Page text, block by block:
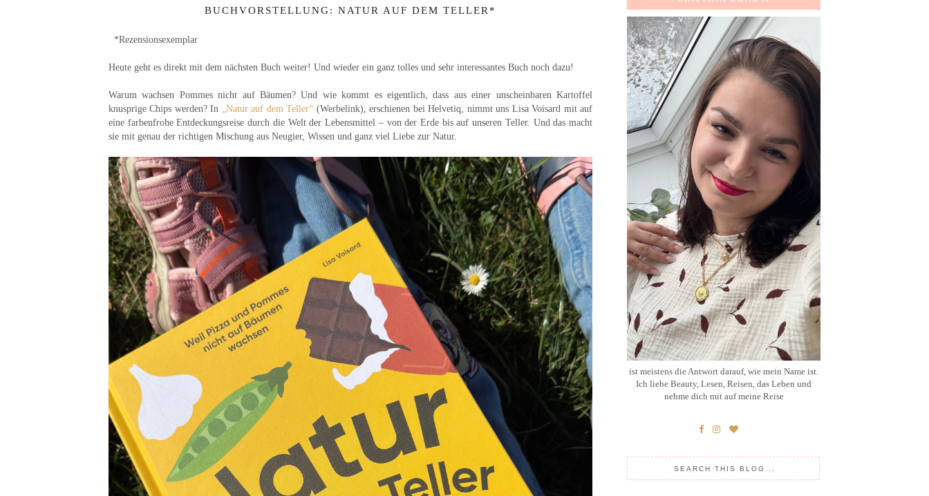
BUCHVORSTELLUNG: NATUR AUF DEM TELLER*
*Rezensionsexemplar
Heute geht es direkt mit dem nächsten Buch weiter! Und wieder ein ganz tolles und sehr interessantes Buch noch dazu!
Warum wachsen Pommes nicht auf Bäumen? Und wie kommt es eigentlich, dass aus einer unscheinbaren Kartoffel
knusprige Chips werden? In
„Natur auf dem Teller“ (Werbelink), erschienen bei Helvetiq,
nimmt uns Lisa Voisard mit auf
eine farbenfrohe Entdeckungsreise durch die Welt der Lebensmittel – von der Erde bis auf unseren Teller. Und das macht
sie mit genau der richtigen Mischung aus Neugier, Wissen und ganz viel Liebe zur Natur.
ist meistens die Antwort darauf, wie mein Name ist.
Ich liebe Beauty, Lesen, Reisen, das Leben und
nehme dich mit auf meine Reise